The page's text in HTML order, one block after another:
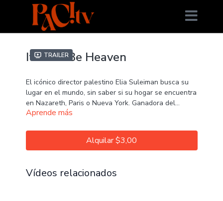
Trailer
It Must Be Heaven
El icónico director palestino Elia Suleiman busca su
lugar en el mundo, sin saber si su hogar se encuentra
en Nazareth, Paris o Nueva York. Ganadora del
Premio de la Crítica y de la Mención del Jurado en el
CAST: Elia Suleiman, Gael García Bernal
película, una saga cómica que investiga los
Aprende más
Alquilar $3,00
Vídeos relacionados